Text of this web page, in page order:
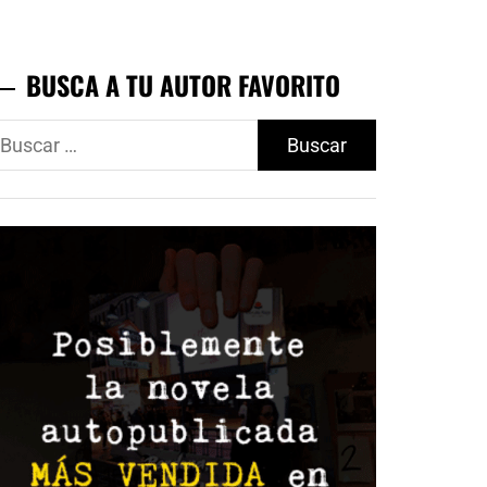
BUSCA A TU AUTOR FAVORITO